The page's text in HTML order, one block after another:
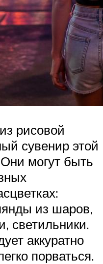
рисовой
сувенир этой
могут быть
из шаров,
светильники.
аккуратно
порваться.